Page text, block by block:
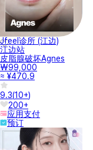
Jfeel诊所 (江边)
江边站
皮脂腺破坏Agnes
₩99,000
≈ ¥470.9
9.3(10+)
200+
应用支付
预订